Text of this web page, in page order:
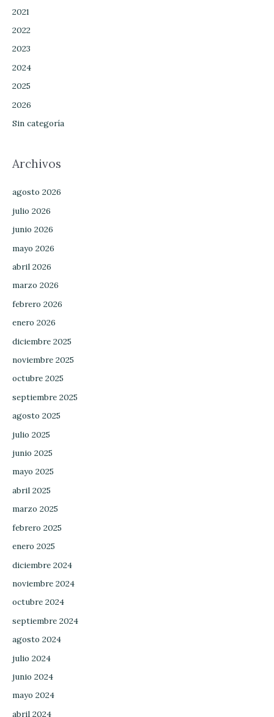
2021
2022
2023
2024
2025
2026
Sin categoría
Archivos
agosto 2026
julio 2026
junio 2026
mayo 2026
abril 2026
marzo 2026
febrero 2026
enero 2026
diciembre 2025
noviembre 2025
octubre 2025
septiembre 2025
agosto 2025
julio 2025
junio 2025
mayo 2025
abril 2025
marzo 2025
febrero 2025
enero 2025
diciembre 2024
noviembre 2024
octubre 2024
septiembre 2024
agosto 2024
julio 2024
junio 2024
mayo 2024
abril 2024